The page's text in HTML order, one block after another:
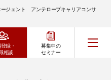
ジェント アンテロープキャリアコンサ
録・
相談
募集中の
セミナー